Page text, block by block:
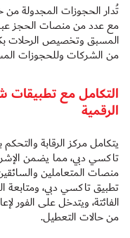
تُدار الحجوزات المجدولة من
مع عدد من منصات الحجز
المسبق وتخصيص الرحلات
من الشركات وللحجوزات
التكامل مع
الرقمية
يتكامل مركز الرقابة
تاكسي دبي، مما يضمن
منصات المتعاملين
تطبيق تاكسي دبي، ومتابعة
الفائتة، ويتدخل على الفور
من حالات التعطيل.